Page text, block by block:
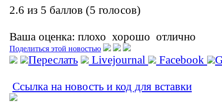
2.6 из 5 баллов (5 голосов)
Ваша оценка: плохо хорошо отлично
Поделиться этой новостью
Переслать Livejournal Facebook
Ссылка на новость и код для вставки